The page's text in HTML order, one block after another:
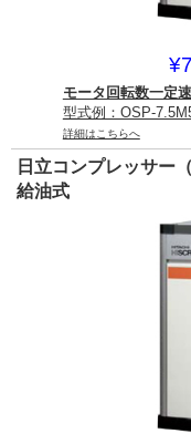
モータ回転数一定
型式例：OSP-
詳細はこちらへ
日立コンプレッサー
給油式